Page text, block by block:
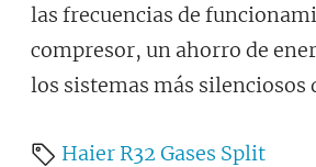
las frecuencias de
compresor, un ahorro de
los sistemas más silenciosos
Haier R32 Gases Split